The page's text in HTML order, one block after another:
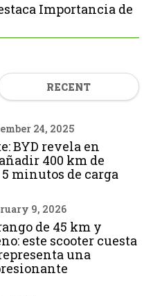
Importancia de
RECENT
24, 2025
BYD revela en
400 km de
minutos de carga
9, 2026
de 45 km y
este scooter cuesta
una